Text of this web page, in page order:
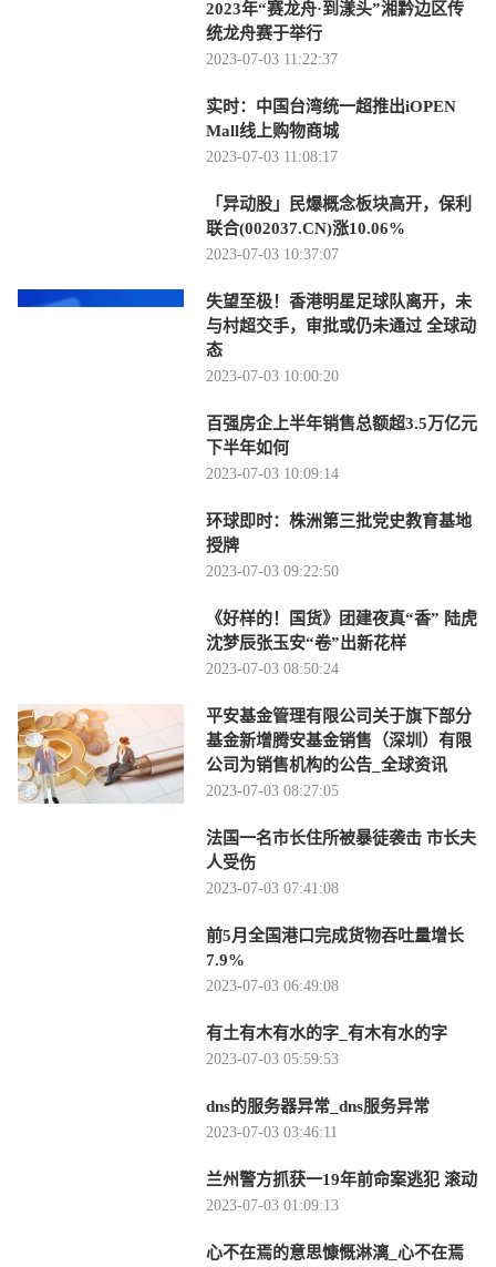
2023年“赛龙舟·到漾头”湘黔边区传
统龙舟赛于举行
2023-07-03 11:22:37
实时：中国台湾统一超推出iOPEN
Mall线上购物商城
2023-07-03 11:08:17
「异动股」民爆概念板块高开，保利
联合(002037.CN)涨10.06%
2023-07-03 10:37:07
失望至极！香港明星足球队离开，未
与村超交手，审批或仍未通过 全球动
态
2023-07-03 10:00:20
百强房企上半年销售总额超3.5万亿元
下半年如何
2023-07-03 10:09:14
环球即时：株洲第三批党史教育基地
授牌
2023-07-03 09:22:50
《好样的！国货》团建夜真“香” 陆虎
沈梦辰张玉安“卷”出新花样
2023-07-03 08:50:24
平安基金管理有限公司关于旗下部分
基金新增腾安基金销售（深圳）有限
公司为销售机构的公告_全球资讯
2023-07-03 08:27:05
法国一名市长住所被暴徒袭击 市长夫
人受伤
2023-07-03 07:41:08
前5月全国港口完成货物吞吐量增长
7.9%
2023-07-03 06:49:08
有土有木有水的字_有木有水的字
2023-07-03 05:59:53
dns的服务器异常_dns服务异常
2023-07-03 03:46:11
兰州警方抓获一19年前命案逃犯 滚动
2023-07-03 01:09:13
心不在焉的意思慷慨淋漓_心不在焉